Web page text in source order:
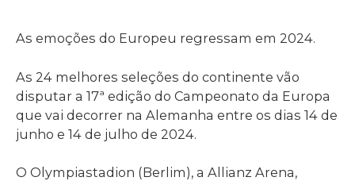
As emoções do Europeu regressam em 2024.
As 24 melhores seleções do continente vão
disputar a 17ª edição do Campeonato da Europa
que vai decorrer na Alemanha entre os dias 14 de
junho e 14 de julho de 2024.
O Olympiastadion (Berlim), a Allianz Arena,